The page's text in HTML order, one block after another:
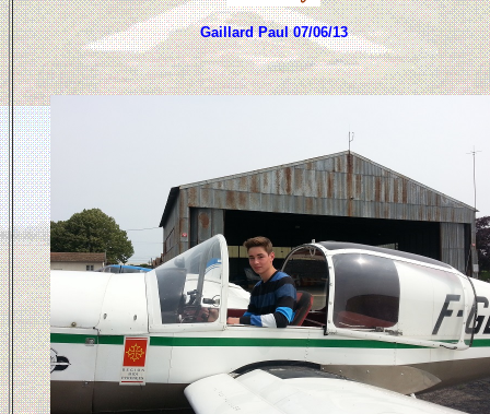
Gaillard Paul 07/06/13